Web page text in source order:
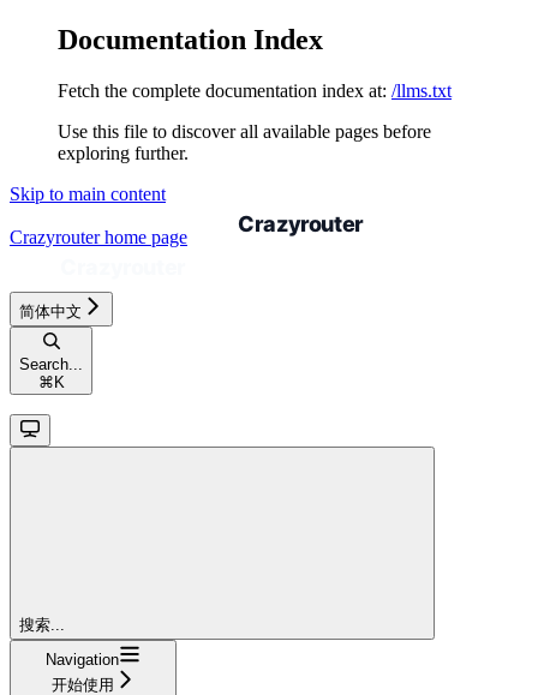
Documentation Index
Fetch the complete documentation index at: /llms.txt
Use this file to discover all available pages before
exploring further.
Skip to main content
Crazyrouterhome page
简体中文
Search...
⌘ K
搜索...
Navigation
开始使用